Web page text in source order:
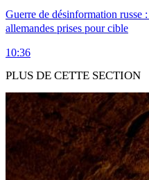
Guerre de désinformation russe
allemandes prises pour cible
10:36
PLUS DE CETTE SECTION